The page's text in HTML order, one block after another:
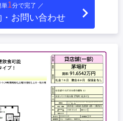
単1分で完了 ／
お問い合わせ